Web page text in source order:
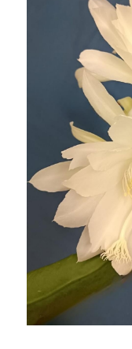
．花開最
．杏葉詩
．閱讀
命的啟發
．閱讀
命的啟發
．挑戰
．黃昏之
．焚不
．死生流
．刺桐
拄杖在
拄杖在
寒雪付衣/
薔薇與棘原
影之聲/電影
道在一切/影音
光光交會/導
千眼書屋/書籍
搜索
聯絡我們